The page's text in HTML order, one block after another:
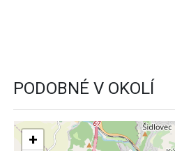
PODOBNÉ V OKOLÍ
+